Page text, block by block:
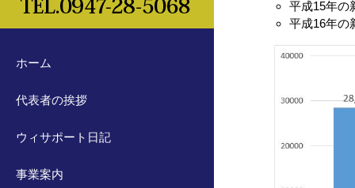
平成15年の
平成16年の
ホーム
代表者の挨拶
ウィサポート日記
事業案内